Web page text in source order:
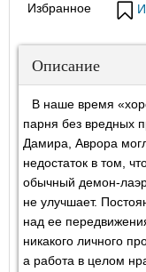
Избранное
Описание
В наше время
парня без вредных
Дамира, Аврора
недостаток в том,
обычный демон-
не улучшает.
над ее
никакого личного
а работа в целом